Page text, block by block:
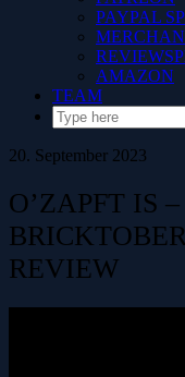
PAYPAL
AMAZON
TEAM
20. September 2023
O’ZAPFT IS
REVIEW